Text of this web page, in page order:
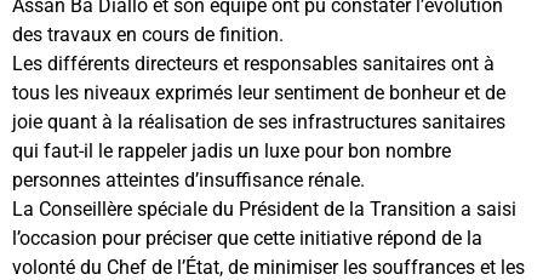
Assan Ba Diallo et son équipe ont pu constater l’évolution
des travaux en cours de finition.
Les différents directeurs et responsables sanitaires ont à
tous les niveaux exprimés leur sentiment de bonheur et de
joie quant à la réalisation de ses infrastructures sanitaires
qui faut-il le rappeler jadis un luxe pour bon nombre
personnes atteintes d’insuffisance rénale.
La Conseillère spéciale du Président de la Transition a saisi
l’occasion pour préciser que cette initiative répond de la
volonté du Chef de l’État, de minimiser les souffrances et les